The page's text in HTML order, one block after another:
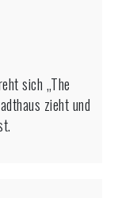
sich „The
zieht und